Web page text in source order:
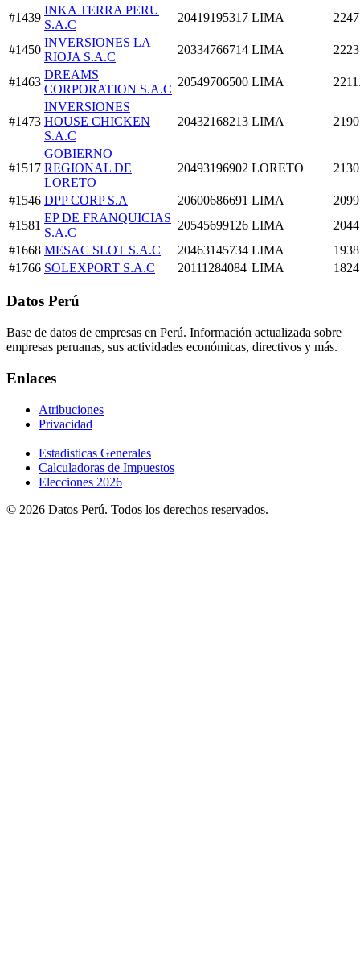
#1439
INKA TERRA PERU
S.A.C
20419195317 LIMA
#1450
INVERSIONES LA
RIOJA S.A.C
20334766714 LIMA
#1463
DREAMS
CORPORATION S.A.C
20549706500 LIMA
#1473
INVERSIONES
HOUSE CHICKEN
S.A.C
20432168213 LIMA
#1517
GOBIERNO
REGIONAL DE
LORETO
20493196902 LORETO
#1546 DPP CORP S.A 20600686691 LIMA
#1581
EP DE FRANQUICIAS
S.A.C
20545699126 LIMA
#1668 MESAC SLOT S.A.C 20463145734 LIMA
#1766 SOLEXPORT S.A.C 20111284084 LIMA
Datos Perú
Base de datos de empresas en Perú. Información actualizada sobre
empresas peruanas, sus actividades económicas, directivos y más.
Enlaces
Atribuciones
Privacidad
Estadisticas Generales
Calculadoras de Impuestos
Elecciones 2026
© 2026 Datos Perú. Todos los derechos reservados.